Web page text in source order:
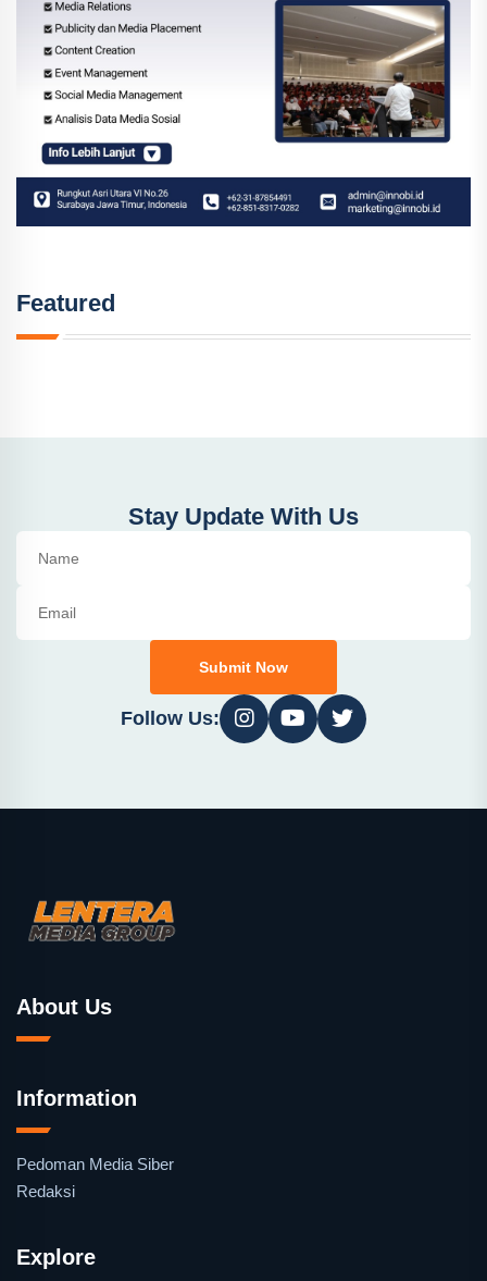
Featured
Stay Update With Us
Submit Now
Follow Us:
About Us
Information
Pedoman Media Siber
Redaksi
Explore